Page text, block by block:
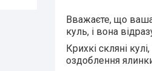
Вважаєте, що ваша
куль, і вона
Крихкі скляні
оздоблення